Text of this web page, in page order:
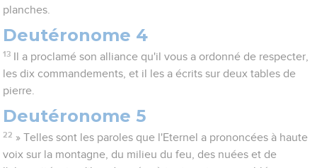
planches.
Deutéronome 4
13
Il a proclamé son alliance qu'il vous a ordonné de respecter,
les dix commandements, et il les a écrits sur deux tables de
pierre.
Deutéronome 5
22 » Telles sont les paroles que l'Eternel a prononcées à haute
voix sur la montagne, du milieu du feu, des nuées et de